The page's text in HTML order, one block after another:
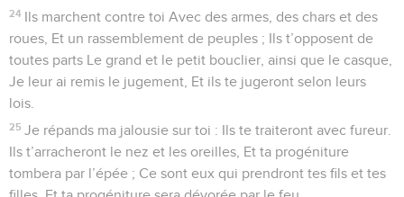
24 Ils marchent contre toi Avec des armes, des chars et des
roues, Et un rassemblement de peuples ; Ils t’opposent de
toutes parts Le grand et le petit bouclier, ainsi que le casque,
Je leur ai remis le jugement, Et ils te jugeront selon leurs
lois.
25 Je répands ma jalousie sur toi : Ils te traiteront avec fureur.
Ils t’arracheront le nez et les oreilles, Et ta progéniture
tombera par l’épée ; Ce sont eux qui prendront tes fils et tes